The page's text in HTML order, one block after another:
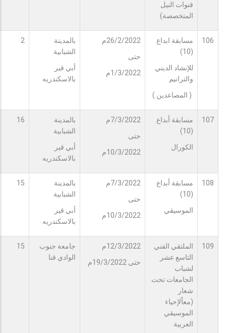
قنوات النيل
المتخصصة)
106
مسابقة ابداع
(10)
للإنشاد الديني
والترانيم
( المصاعدين )
26/2/2022م
حتى
1/3/2022م
بالمدينة
الشبابية
أبي قير
بالاسكندريه
2
107
مسابقة أبداع
(10)
الكورال
7/3/2022م
حتى
10/3/2022م
بالمدينة
الشبابية
أبي قير
بالاسكندريه
16
108
مسابقة أبداع
(10)
الموسيقي
7/3/2022م
حتى
10/3/2022م
بالمدينة
الشبابية
أبي قير
بالاسكندريه
15
109
الملتقي الفني
التاسع عشر
لشباب
الجامعات تحت
شعار
(معاًلإحياء
الموسيقي
العربية
12/3/2022م
حتى 19/3/2022م
جامعة جنوب
الوادي قنا
15